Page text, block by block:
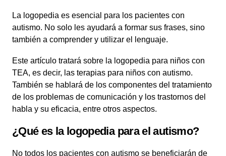
La logopedia es esencial para los pacientes con
autismo. No solo les ayudará a formar sus frases, sino
también a comprender y utilizar el lenguaje.
Este artículo tratará sobre la logopedia para niños con
TEA, es decir, las terapias para niños con autismo.
También se hablará de los componentes del tratamiento
de los problemas de comunicación y los trastornos del
habla y su eficacia, entre otros aspectos.
¿Qué es la logopedia para el autismo?
No todos los pacientes con autismo se beneficiarán de